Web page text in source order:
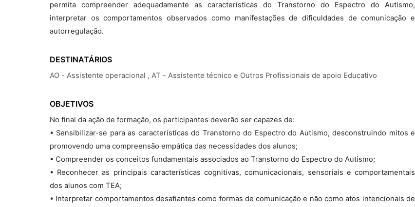
permita compreender adequadamente as características do Transtorno do Espectro do Autismo,
interpretar os comportamentos observados como manifestações de dificuldades de comunicação e
autorregulação.
DESTINATÁRIOS
AO - Assistente operacional , AT - Assistente técnico e Outros Profissionais de apoio Educativo
OBJETIVOS
No final da ação de formação, os participantes deverão ser capazes de:
• Sensibilizar-se para as características do Transtorno do Espectro do Autismo, desconstruindo mitos e
promovendo uma compreensão empática das necessidades dos alunos;
• Compreender os conceitos fundamentais associados ao Transtorno do Espectro do Autismo;
• Reconhecer as principais características cognitivas, comunicacionais, sensoriais e comportamentais
dos alunos com TEA;
• Interpretar comportamentos desafiantes como formas de comunicação e não como atos intencionais de